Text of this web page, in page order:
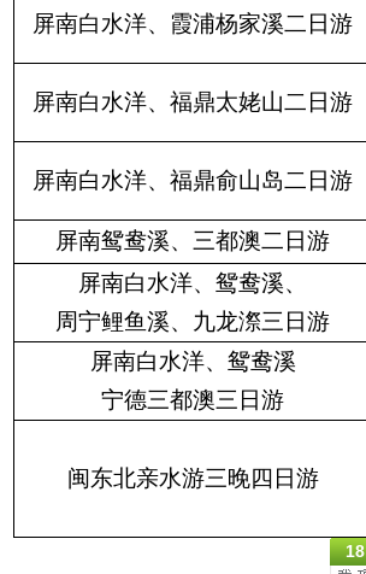
屏南白水洋、霞浦杨家溪二日游
屏南白水洋、福鼎太姥山二日游
屏南白水洋、福鼎俞山岛二日游
屏南鸳鸯溪、三都澳二日游
屏南白水洋、鸳鸯溪、
周宁鲤鱼溪、九龙漈三日游
屏南白水洋、鸳鸯溪
宁德三都澳三日游
闽东北亲水游三晚四日游
18